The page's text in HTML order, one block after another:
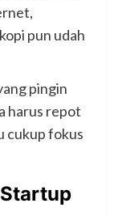
pun udah
pingin
harus repot
cukup fokus